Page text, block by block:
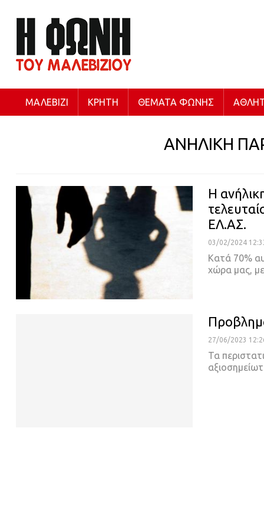
ΜΑΛΕΒΊΖΙ ΚΡΉΤΗ ΘΈΜΑΤΑ ΦΩΝΉΣ
ΑΝΗΛΙΚΗ
Η
ΕΛ.ΑΣ.
03/02/2024
Κατά 70%
χώρα μας,
27/06/2023
Τα